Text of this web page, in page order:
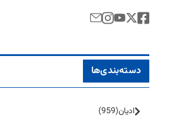
دسته‌بندی‌ها
ادیان(959)